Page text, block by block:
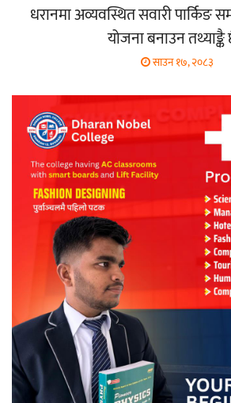
धरानमा अव्यवस्थित सवारी पार्किङ
योजना बनाउन
साउन १७, २०८३